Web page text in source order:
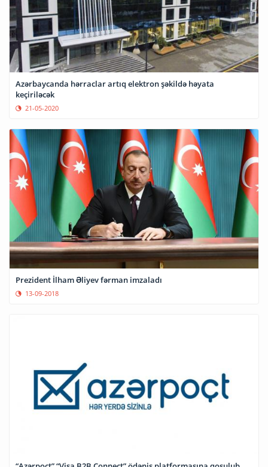
Azərbaycanda hərraclar artıq elektron şəkildə həyata
keçiriləcək
21-05-2020
Prezident İlham Əliyev fərman imzaladı
13-09-2018